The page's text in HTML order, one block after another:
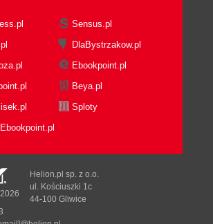
Sensus.pl
DlaBystrzakow.pl
Ebookpoint.pl
Beya.pl
Sploty
Helion.pl sp. z o.o.
ul. Kościuszki 1c
44-100 Gliwice